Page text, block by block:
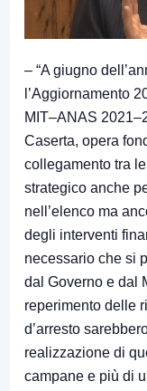
– “A giugno
l’Aggiornamento
MIT–ANAS
Caserta, opera
collegamento tra
strategico anche
nell’elenco ma
degli interventi
necessario che si
dal Governo e dal
reperimento delle
d’arresto
realizzazione di
campane e più di